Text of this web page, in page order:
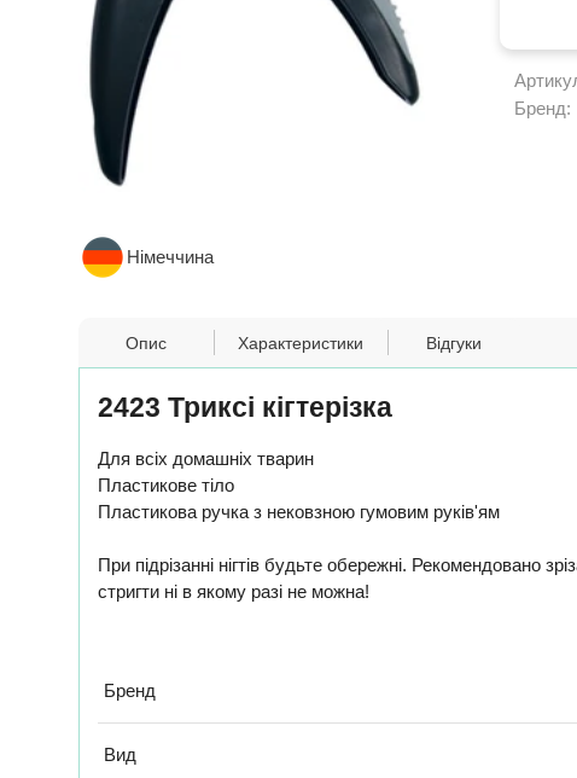
Німеччина
Бренд:
Опис Характеристики Відгуки
2423 Триксі кігтерізка
Для всіх домашніх тварин
Пластикове тіло
Пластикова ручка з нековзною гумовим руків'ям
При підрізанні нігтів будьте обережні. Рекомендовано
стригти ні в якому разі не можна!
Бренд
Вид